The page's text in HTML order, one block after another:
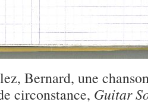
Bernard, une
circonstance, Guitar